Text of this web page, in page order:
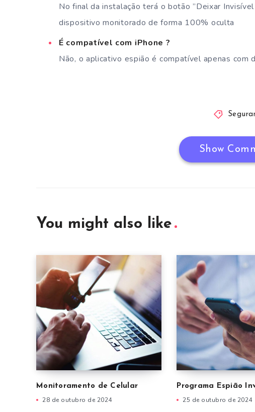
No final da instalação terá o botão ”Deixar
dispositivo monitorado de forma 100% oculta
É compatível com iPhone ?
Não, o aplicativo espião é compatível apenas com
Show
You might also like
Monitoramento de Celular
28 de outubro de 2024
Programa Espião
25 de outubro de 2024